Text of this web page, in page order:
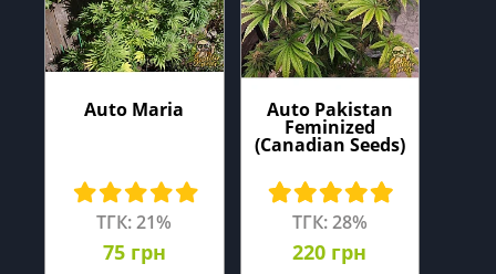
Auto Maria
ТГК: 21%
75 грн
Auto Pakistan
Feminized
(Canadian Seeds)
ТГК: 28%
220 грн